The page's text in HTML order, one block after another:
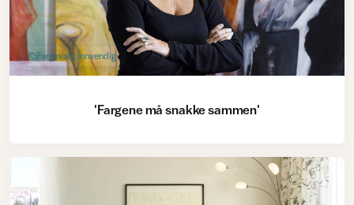
Fargevalg innvendig
'Fargene må snakke sammen'